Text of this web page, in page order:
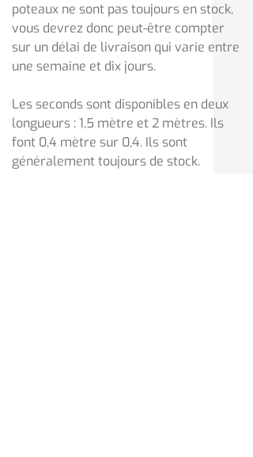
poteaux ne sont pas toujours en stock,
vous devrez donc peut-être compter
sur un délai de livraison qui varie entre
une semaine et dix jours.
Les seconds sont disponibles en deux
longueurs : 1,5 mètre et 2 mètres. Ils
font 0,4 mètre sur 0,4. Ils sont
généralement toujours de stock.